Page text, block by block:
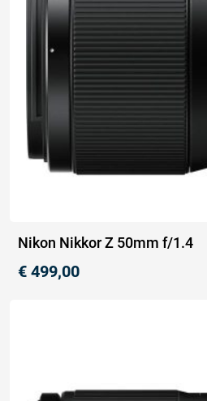
Nikon Nikkor Z 50mm f/1.4
€ 499,00